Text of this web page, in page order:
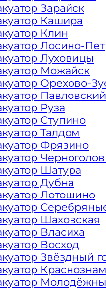
эвакуатора за
случае
доступными
эвакуации
тип
вызова
–
при аварии,
Зарайск
Кашира
Клин
Лосино-
Луховицы
Можайск
Орехово-
Руза
Ступино
Талдом
Фрязино
Шатура
Дубна
Лотошино
Шаховская
Власиха
Восход
Звёздный